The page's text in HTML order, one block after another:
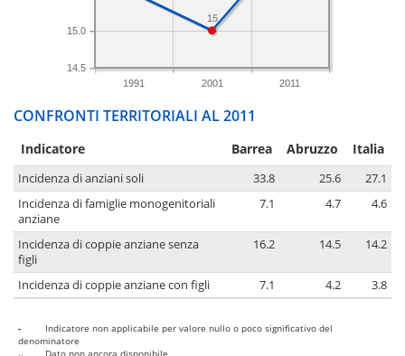
1991 2001 2011
14.5
15.0
15
CONFRONTI TERRITORIALI AL 2011
Indicatore Barrea Abruzzo Italia
Incidenza di anziani soli 33.8 25.6
27.1
Incidenza di famiglie monogenitoriali
anziane
7.1 4.7 4.6
Incidenza di coppie anziane senza
figli
16.2 14.5 14.2
Incidenza di coppie anziane con figli 7.1 4.2 3.8
-
Indicatore non applicabile per valore nullo o poco significativo del
denominatore